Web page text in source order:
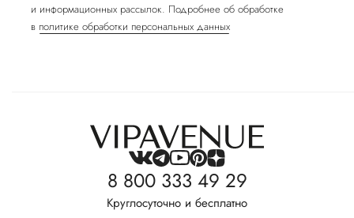
и информационных рассылок. Подробнее об обработке
в политике обработки персональных данных
8 800 333 49 29
Круглосуточно и бесплатно